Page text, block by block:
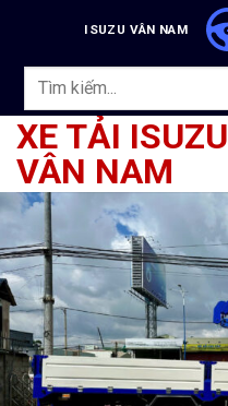
content
ISUZU VÂN NAM
Tìm
XE TẢI ISUZU
VÂN NAM